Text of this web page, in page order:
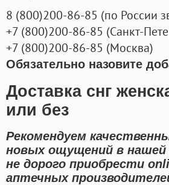
8 (800)200-86-85 (по России
+7 (800)200-86-85 (Санкт-
+7 (800)200-86-85 (Москва)
Обязательно назовите
Доставка снг
или без
Рекомендуем
новых ощущений в
не дорого приобрести
аптечных